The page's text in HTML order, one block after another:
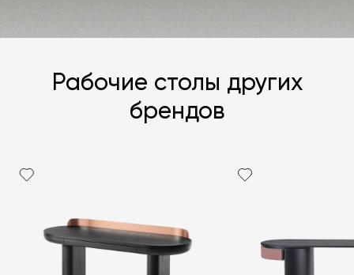
Рабочие столы других
брендов